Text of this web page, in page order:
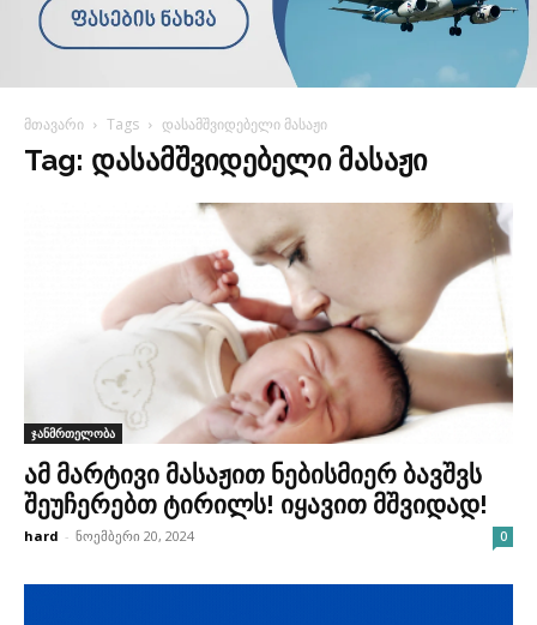
მთავარი Tags დასამშვიდებელი მასაჟი
Tag: დასამშვიდებელი მასაჟი
ჯანმრთელობა
ამ მარტივი მასაჟით ნებისმიერ ბავშვს
შეუჩერებთ ტირილს! იყავით მშვიდად!
hard - ნოემბერი 20, 2024 0